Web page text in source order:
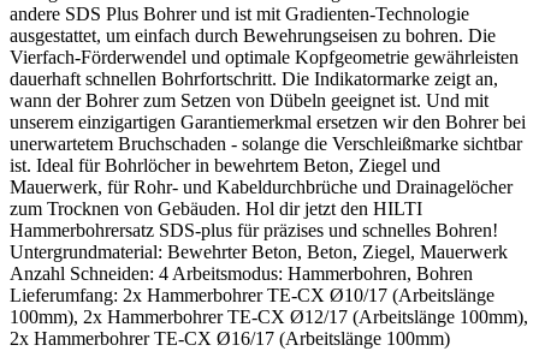
andere SDS Plus Bohrer und ist mit Gradienten-Technologie
ausgestattet, um einfach durch Bewehrungseisen zu bohren. Die
Vierfach-Förderwendel und optimale Kopfgeometrie gewährleisten
dauerhaft schnellen Bohrfortschritt. Die Indikatormarke zeigt an,
wann der Bohrer zum Setzen von Dübeln geeignet ist. Und mit
unserem einzigartigen Garantiemerkmal ersetzen wir den Bohrer bei
unerwartetem Bruchschaden - solange die Verschleißmarke sichtbar
ist. Ideal für Bohrlöcher in bewehrtem Beton, Ziegel und
Mauerwerk, für Rohr- und Kabeldurchbrüche und Drainagelöcher
zum Trocknen von Gebäuden. Hol dir jetzt den HILTI
Hammerbohrersatz SDS-plus für präzises und schnelles Bohren!
Untergrundmaterial: Bewehrter Beton, Beton, Ziegel, Mauerwerk
Anzahl Schneiden: 4 Arbeitsmodus: Hammerbohren, Bohren
Lieferumfang: 2x Hammerbohrer TE-CX Ø10/17 (Arbeitslänge
100mm), 2x Hammerbohrer TE-CX Ø12/17 (Arbeitslänge 100mm),
2x Hammerbohrer TE-CX Ø16/17 (Arbeitslänge 100mm)